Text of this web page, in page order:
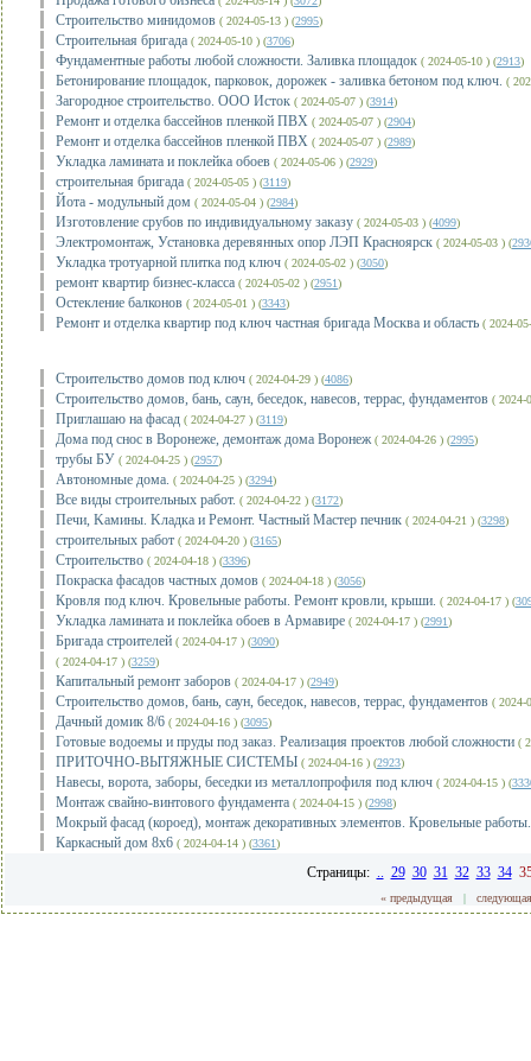
Строительство минидомов ( 2024-05-13 ) (2995)
Строительная бригада ( 2024-05-10 ) (3706)
Фундаментные работы любой сложности. Заливка площадок ( 2024-05-10 ) (2913)
Бетонирование площадок, парковок, дорожек - заливка бетоном под ключ. (
Загородное строительство. ООО Исток ( 2024-05-07 ) (3914)
Ремонт и отделка бассейнов пленкой ПВХ ( 2024-05-07 ) (2904)
Ремонт и отделка бассейнов пленкой ПВХ ( 2024-05-07 ) (2989)
Укладка ламината и поклейка обоев ( 2024-05-06 ) (2929)
строительная бригада ( 2024-05-05 ) (3119)
Йота - модульный дом ( 2024-05-04 ) (2984)
Изготовление срубов по индивидуальному заказу ( 2024-05-03 ) (4099)
Электромонтаж, Установка деревянных опор ЛЭП Красноярск ( 2024-05-03 ) (
Укладка тротуарной плитка под ключ ( 2024-05-02 ) (3050)
ремонт квартир бизнес-класса ( 2024-05-02 ) (2951)
Остекление балконов ( 2024-05-01 ) (3343)
Ремонт и отделка квартир под ключ частная бригада Москва и область ( 2024-
Строительство домов под ключ ( 2024-04-29 ) (4086)
Строительство домов, бань, саун, беседок, навесов, террас, фундаментов ( 2024-
Приглашаю на фасад ( 2024-04-27 ) (3119)
Дома под снос в Воронеже, демонтаж дома Воронеж ( 2024-04-26 ) (2995)
трубы БУ ( 2024-04-25 ) (2957)
Автономные дома. ( 2024-04-25 ) (3294)
Все виды строительных работ. ( 2024-04-22 ) (3172)
Пeчи, Kaмины. Kлaдкa и Рeмонт. Чаcтный Мaстер пeчник ( 2024-04-21 ) (3298)
строительных работ ( 2024-04-20 ) (3165)
Строительство ( 2024-04-18 ) (3396)
Покраска фасадов частных домов ( 2024-04-18 ) (3056)
Кровля под ключ. Кровельные работы. Ремонт кровли, крыши. ( 2024-04-17 ) (
Укладка ламината и поклейка обоев в Армавире ( 2024-04-17 ) (2991)
Бригада строителей ( 2024-04-17 ) (3090)
( 2024-04-17 ) (3259)
Капитальный ремонт заборов ( 2024-04-17 ) (2949)
Строительство домов, бань, саун, беседок, навесов, террас, фундаментов ( 2024-
Дачный домик 8/6 ( 2024-04-16 ) (3095)
Готовые водоемы и пруды под заказ. Реализация проектов любой сложности (
ПРИТОЧНО-ВЫТЯЖНЫЕ СИСТЕМЫ ( 2024-04-16 ) (2923)
Навесы, ворота, заборы, беседки из металлопрофиля под ключ ( 2024-04-15 ) (
Монтаж свайно-винтового фундамента ( 2024-04-15 ) (2998)
Мокрый фасад (короед), монтаж декоративных элементов. Кровельные работы.
Каркасный дом 8х6 ( 2024-04-14 ) (3361)
Страницы: .. 29 30 31 32 33 34
« предыдущая|